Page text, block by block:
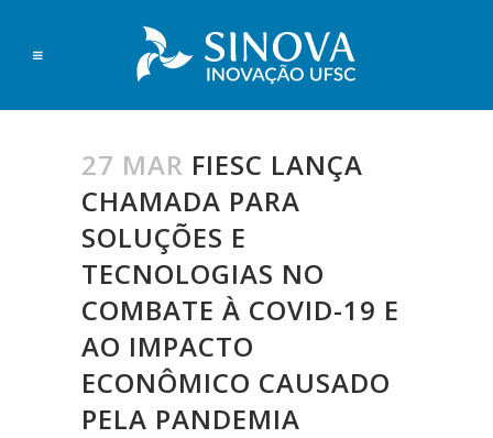
27 MAR FIESC LANÇA
CHAMADA PARA
SOLUÇÕES E
TECNOLOGIAS NO
COMBATE À COVID-19 E
AO IMPACTO
ECONÔMICO CAUSADO
PELA PANDEMIA